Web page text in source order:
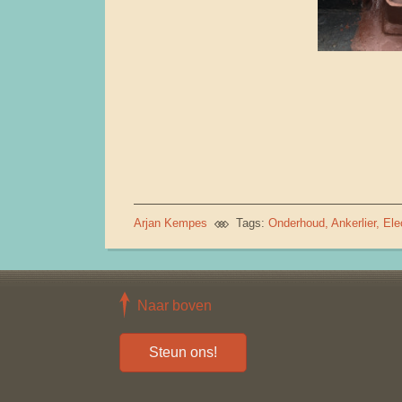
Arjan Kempes Tags: Onderhoud Ankerlier
Naar boven
Steun ons!